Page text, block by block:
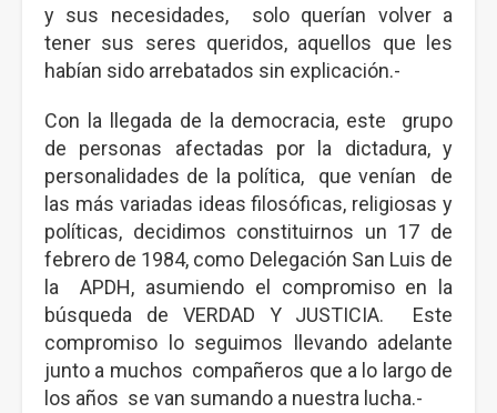
y sus necesidades, solo querían volver a
tener sus seres queridos, aquellos que les
habían sido arrebatados sin explicación.-
Con la llegada de la democracia, este grupo
de personas afectadas por la dictadura, y
personalidades de la política, que venían de
las más variadas ideas filosóficas, religiosas y
políticas, decidimos constituirnos un 17 de
febrero de 1984, como Delegación San Luis de
la APDH, asumiendo el compromiso en la
búsqueda de VERDAD Y JUSTICIA. Este
compromiso lo seguimos llevando adelante
junto a muchos compañeros que a lo largo de
los años se van sumando a nuestra lucha.-